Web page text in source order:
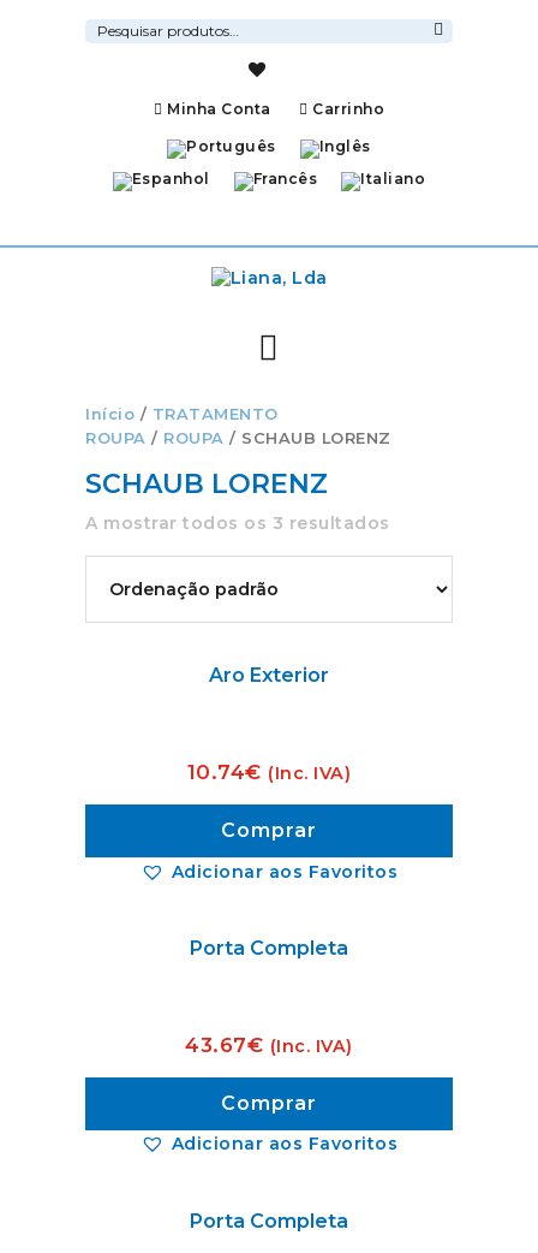
Pesquisar
por:
Minha Conta Carrinho
Início / TRATAMENTO
ROUPA / ROUPA / SCHAUB LORENZ
SCHAUB LORENZ
A mostrar todos os 3 resultados
Adicionar aos Favoritos
Aro Exterior
10.74€ (Inc. IVA)
Comprar
Adicionar aos Favoritos
Porta Completa
43.67€ (Inc. IVA)
Comprar
Porta Completa